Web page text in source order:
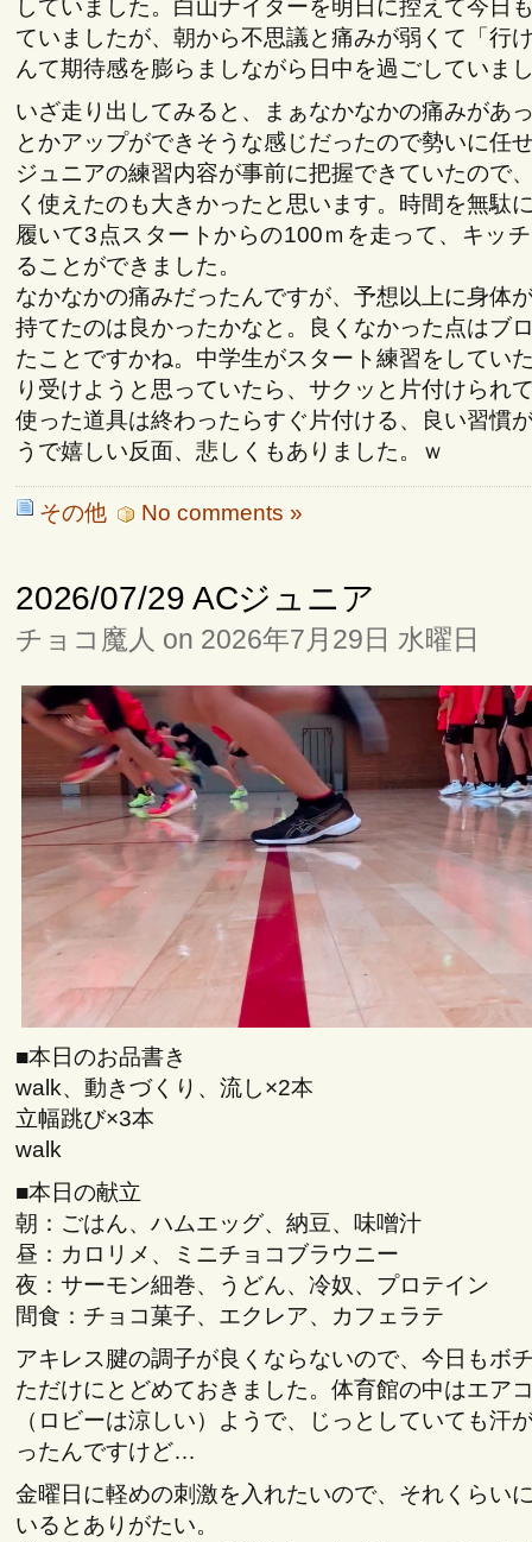
していました。白山ナイターを明日に控えて今日
ていましたが、朝から不思議と痛みが弱くて「行
んて期待感を膨らましながら日中を過ごしていま
いざ走り出してみると、まぁなかなかの痛みがあ
とかアップができそうな感じだったので勢いに任
ジュニアの練習内容が事前に把握できていたので
く使えたのも大きかったと思います。時間を無駄
履いて3点スタートからの100ｍを走って、キッ
ることができました。
なかなかの痛みだったんですが、予想以上に身体
持てたのは良かったかなと。良くなかった点はブ
たことですかね。中学生がスタート練習をしてい
り受けようと思っていたら、サクッと片付けられ
使った道具は終わったらすぐ片付ける、良い習慣
うで嬉しい反面、悲しくもありました。ｗ
その他 No comments »
2026/07/29 ACジュニア
チョコ魔人 on 2026年7月29日 水曜日
■本日のお品書き
walk、動きづくり、流し×2本
立幅跳び×3本
walk
■本日の献立
朝：ごはん、ハムエッグ、納豆、味噌汁
昼：カロリメ、ミニチョコブラウニー
夜：サーモン細巻、うどん、冷奴、プロテイン
間食：チョコ菓子、エクレア、カフェラテ
アキレス腱の調子が良くならないので、今日もボ
ただけにとどめておきました。体育館の中はエア
（ロビーは涼しい）ようで、じっとしていても汗
ったんですけど…
金曜日に軽めの刺激を入れたいので、それくらい
いるとありがたい。